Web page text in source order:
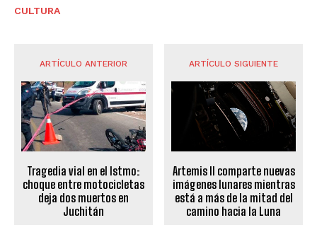
CULTURA
ARTÍCULO ANTERIOR
Tragedia vial en el Istmo:
choque entre motocicletas
deja dos muertos en
Juchitán
ARTÍCULO SIGUIENTE
Artemis II comparte nuevas
imágenes lunares mientras
está a más de la mitad del
camino hacia la Luna